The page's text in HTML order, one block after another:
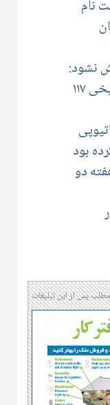
نام
نشود:
لاتاری سه‌شنبه انتاریو به رکورد تاریخی ۱۱۷
بود
دو
پس از این تبلیغات